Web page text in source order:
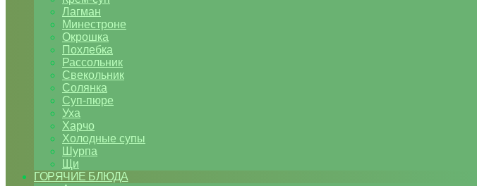
Лагман
Минестроне
Окрошка
Похлебка
Рассольник
Свекольник
Солянка
Суп-пюре
Уха
Харчо
Холодные супы
Шурпа
Щи
ГОРЯЧИЕ БЛЮДА